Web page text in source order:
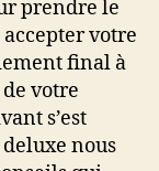
prendre le
votre
final à
votre
s’est
nous